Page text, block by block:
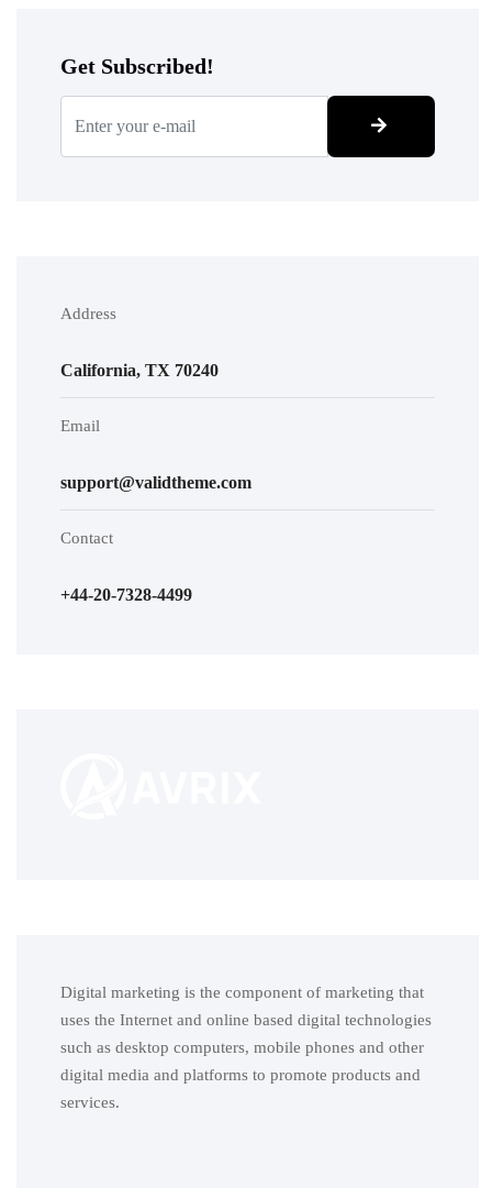
Get Subscribed!
Address
California, TX 70240
Email
support@validtheme.com
Contact
+44-20-7328-4499
Digital marketing is the component of marketing that
uses the Internet and online based digital technologies
such as desktop computers, mobile phones and other
digital media and platforms to promote products and
services.